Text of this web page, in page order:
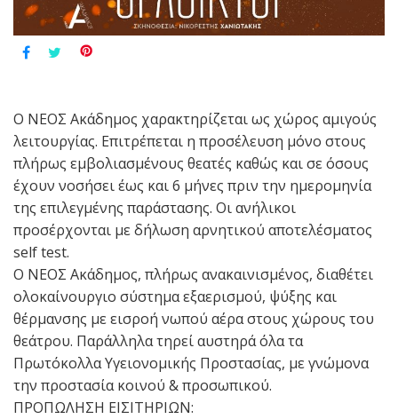
Ο ΝΕΟΣ Ακάδημος χαρακτηρίζεται ως χώρος αμιγούς
λειτουργίας. Επιτρέπεται η προσέλευση μόνο στους
πλήρως εμβολιασμένους θεατές καθώς και σε όσους
έχουν νοσήσει έως και 6 μήνες πριν την ημερομηνία
της επιλεγμένης παράστασης. Οι ανήλικοι
προσέρχονται με δήλωση αρνητικού αποτελέσματος
self test.
Ο ΝΕΟΣ Ακάδημος, πλήρως ανακαινισμένος, διαθέτει
ολοκαίνουργιο σύστημα εξαερισμού, ψύξης και
θέρμανσης με εισροή νωπού αέρα στους χώρους του
θεάτρου. Παράλληλα τηρεί αυστηρά όλα τα
Πρωτόκολλα Υγειονομικής Προστασίας, με γνώμονα
την προστασία κοινού & προσωπικού.
ΠΡΟΠΩΛΗΣΗ ΕΙΣΙΤΗΡΙΩΝ: